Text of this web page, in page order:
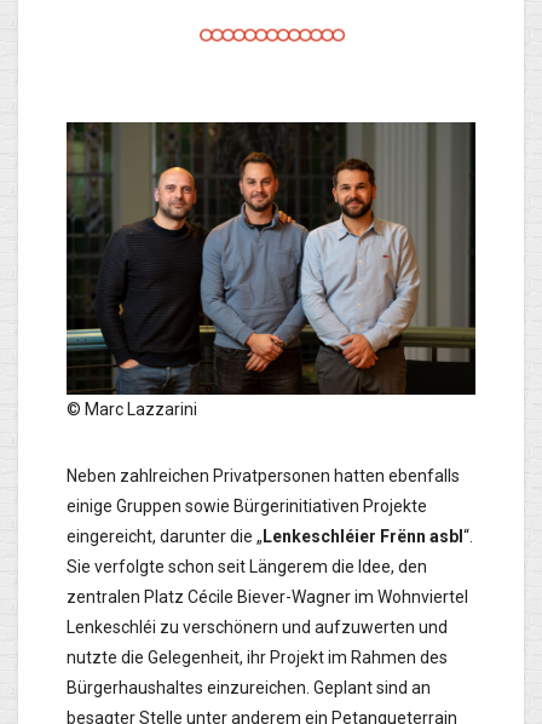
© Marc Lazzarini
Neben zahlreichen Privatpersonen hatten ebenfalls
einige Gruppen sowie Bürgerinitiativen Projekte
eingereicht, darunter die „ Lenkeschléier Frënn asbl “.
Sie verfolgte schon seit Längerem die Idee, den
zentralen Platz Cécile Biever-Wagner im Wohnviertel
Lenkeschléi zu verschönern und aufzuwerten und
nutzte die Gelegenheit, ihr Projekt im Rahmen des
Bürgerhaushaltes einzureichen. Geplant sind an
besagter Stelle unter anderem ein Petanqueterrain